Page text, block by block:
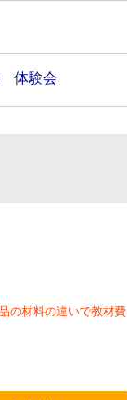
体験会
の材料の違いで教材費